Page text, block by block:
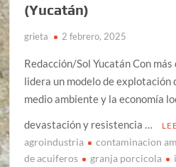
(Yucatán)
grieta 2 febrero, 2025
Redacción/Sol Yucatán Con
lidera un modelo de explotación
medio ambiente y la economía
devastación y resistencia …
agroindustria contaminacion
de acuiferos
granja porcicola